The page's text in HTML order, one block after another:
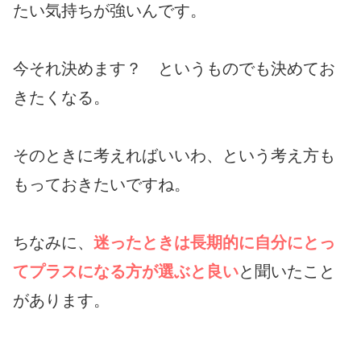
たい気持ちが強いんです。
今それ決めます？ というものでも決めてお
きたくなる。
そのときに考えればいいわ、という考え方も
もっておきたいですね。
ちなみに、 迷ったときは長期的に自分にとっ
てプラスになる方が選ぶと良いと聞いたこと
があります。